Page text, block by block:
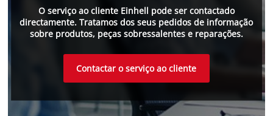
O serviço ao cliente Einhell pode ser contactado
directamente. Tratamos dos seus pedidos de informação
sobre produtos, peças sobressalentes e reparações.
Contactar o serviço ao cliente